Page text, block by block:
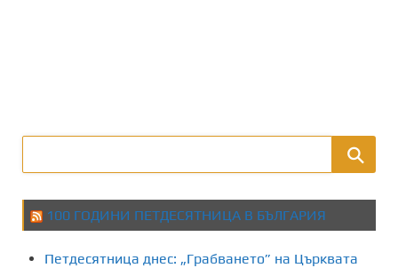
100 ГОДИНИ ПЕТДЕСЯТНИЦА В БЪЛГАРИЯ
Петдесятница днес: „Грабването” на Църквата